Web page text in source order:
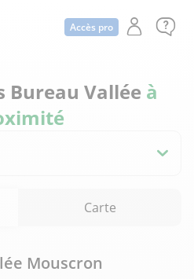
Accès pro
Bureau Vallée à
Carte
Mouscron